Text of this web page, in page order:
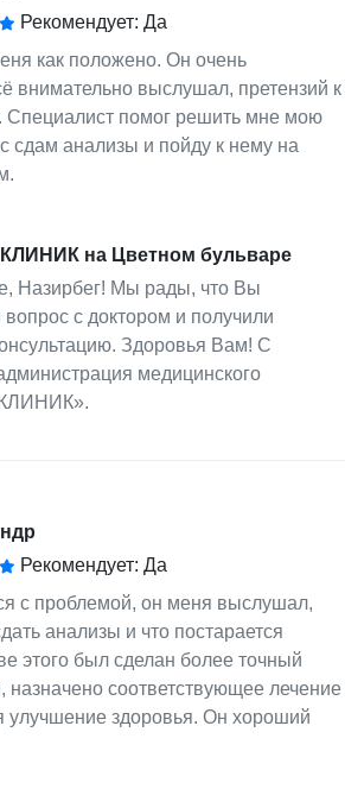
Рекомендует: Да
как положено. Он очень
внимательно выслушал, претензий к
Специалист помог решить мне мою
сдам анализы и пойду к нему на
на Цветном бульваре
Назирбег! Мы рады, что Вы
с доктором и получили
Здоровья Вам! С
медицинского
Рекомендует: Да
с проблемой, он меня выслушал,
анализы и что постарается
этого был сделан более точный
назначено соответствующее лечение
улучшение здоровья. Он хороший